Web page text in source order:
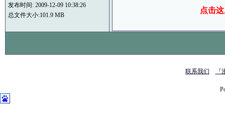
发布时间: 2009-12-09 10:38:26
总文件大小:101.9 MB
点击
联系我们